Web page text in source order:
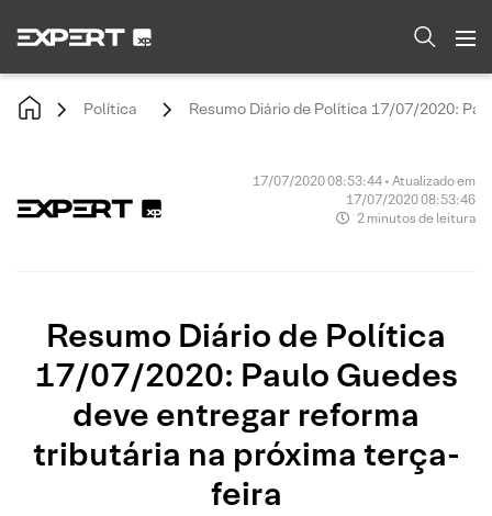
Política Resumo Diário de Política 17/07/2020:
17/07/2020 08:53:44 • Atualizado em
17/07/2020 08:53:46
2 minutos de leitura
Resumo Diário de Política
17/07/2020: Paulo Guedes
deve entregar reforma
tributária na próxima terça-
feira